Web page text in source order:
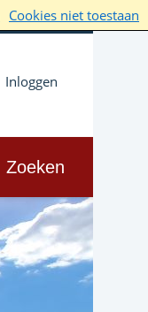
Cookies niet toestaan
Inloggen